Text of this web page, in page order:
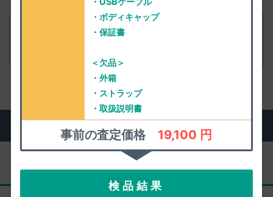
・ボディキャップ
・保証書
＜欠品＞
・外箱
・ストラップ
・取扱説明書
事前の査定価格 19,100 円
検品結果
Nikon Nikon 1 J5 標準パワーズームレンズキット
実際にお売りいただいた方のご感想
リピーター様